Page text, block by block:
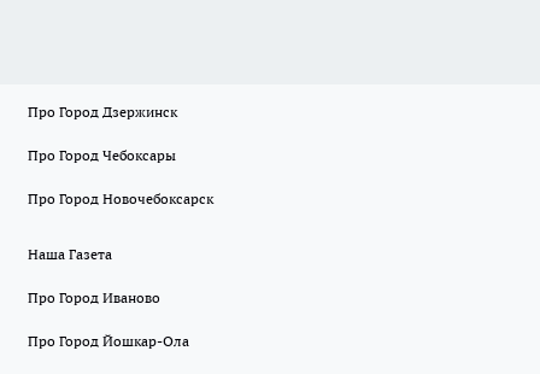
Про Город Дзержинск
Про Город Чебоксары
Про Город Новочебоксарск
Наша Газета
Про Город Иваново
Про Город Йошкар-Ола